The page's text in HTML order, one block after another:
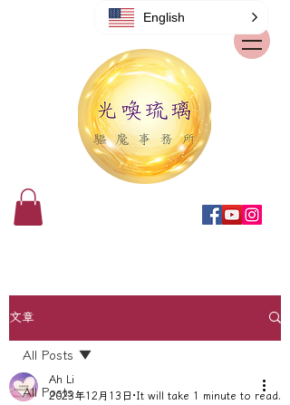
文章
All Posts
All Posts
Ah Li
2023年12月13日 It will take 1 minute to read.
English